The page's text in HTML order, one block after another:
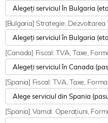
[Bulgaria] Strategie:
[Canada] Fiscal: TVA, Taxe,
[Spania] Fiscal: TVA, Taxe,
[Spania] Vamal: Operațiuni,